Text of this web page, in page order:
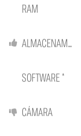
RAM
ALMACENAMIENTO
SOFTWARE *
CÁMARA